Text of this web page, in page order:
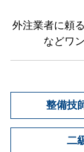
外注業者に頼
などワ
整備技
二